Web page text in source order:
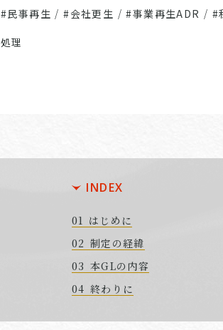
#民事再生 /#会社更生 /#事業再生ADR / #
処理
INDEX
はじめに
制定の経緯
本GLの内容
終わりに